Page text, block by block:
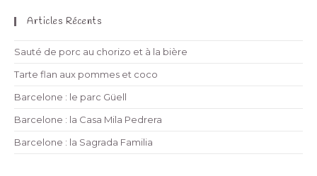
Articles Récents
Sauté de porc au chorizo et à la bière
Tarte flan aux pommes et coco
Barcelone : le parc Güell
Barcelone : la Casa Mila Pedrera
Barcelone : la Sagrada Familia